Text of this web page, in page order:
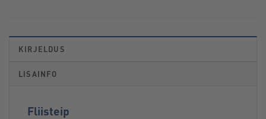
KIRJELDUS
LISAINFO
Fliisteip